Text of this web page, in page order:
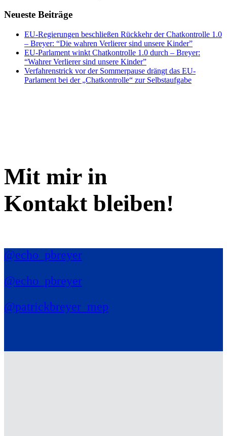
Neueste Beiträge
EU-Regierungen beschließen Rückkehr der Chatkontrolle 1.0
– Breyer: “Die wahren Verlierer sind unsere Kinder”
EU-Parlament winkt Chatkontrolle 1.0 durch – Breyer:
“Wahrer Verlierer sind unsere Kinder”
Verfahrenstrick vor der Sommerpause drängt das EU-
Parlament bei der „Chatkontrolle“ zur Selbstaufgabe
Mit mir in
Kontakt bleiben!
@echo_pbreyer
@echo_pbreyer
@patrickbreyer_mep